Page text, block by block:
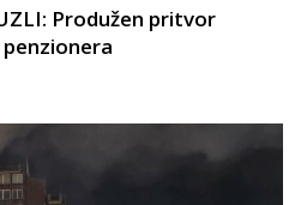
Produžen pritvor